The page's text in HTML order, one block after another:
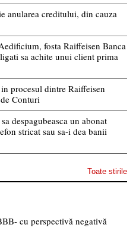
anularea creditului, din cauza
fosta Raiffeisen Banca
sa achite unui client prima
procesul dintre Raiffeisen
Conturi
despagubeasca un abonat
stricat sau sa-i dea banii
Toate stirile
cu perspectivă negativă